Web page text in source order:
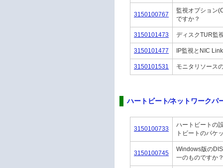
3150100767
監視オプション
ですか？
3150101473 ディスクTUR監
3150101477 IP監視とNIC
3150101531 モニタリソース
ハートビート⁄ネットワーク
3150100733
ハートビートの
トビートのパケ
3150100745
Windows版の
一のものですか